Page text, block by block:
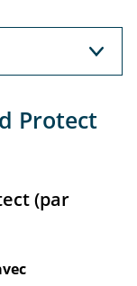
Protect
(par